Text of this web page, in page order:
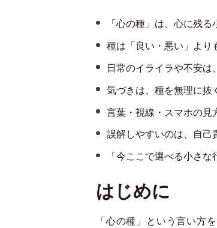
「心の種」は、心に残
種は「良い・悪い」より
日常のイライラや不安
気づきは、種を無理に抜
言葉・視線・スマホの見
誤解しやすいのは、自己
「今ここで選べる小さ
はじめに
「心の種」という言い方